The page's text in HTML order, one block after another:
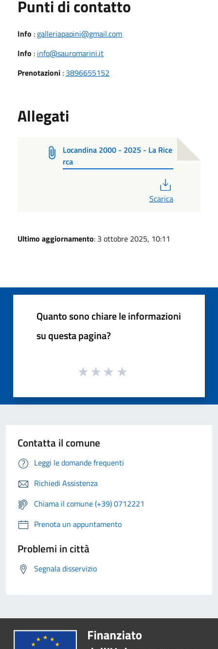
Punti di contatto
Info : galleriapapini@gmail.com
Info : info@sauromarini.it
Prenotazioni : 3896655152
Allegati
Locandina 2000 - 2025 - La Rice
rca
Scarica
Ultimo aggiornamento: 3 ottobre 2025, 10:11
Quanto sono chiare le informazioni
su questa pagina?
Contatta il comune
Leggi le domande frequenti
Richiedi Assistenza
Chiama il comune (+39) 0712221
Prenota un appuntamento
Problemi in città
Segnala disservizio